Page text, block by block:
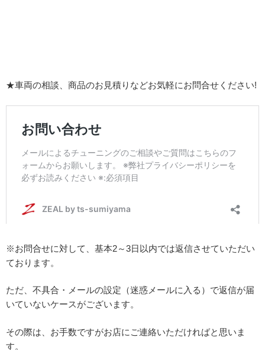
★車両の相談、商品のお見積りなどお気軽にお問合せください!
※お問合せに対して、基本2～3日以内では返信させていただい
ております。
ただ、不具合・メールの設定（迷惑メールに入る）で返信が届
いていないケースがございます。
その際は、お手数ですがお店にご連絡いただければと思いま
す。